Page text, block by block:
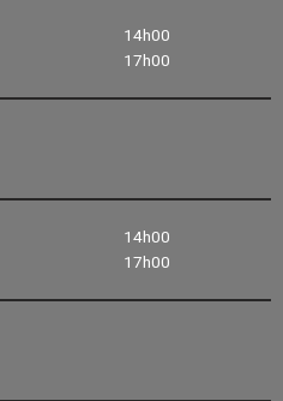
14h00
17h00
14h00
17h00